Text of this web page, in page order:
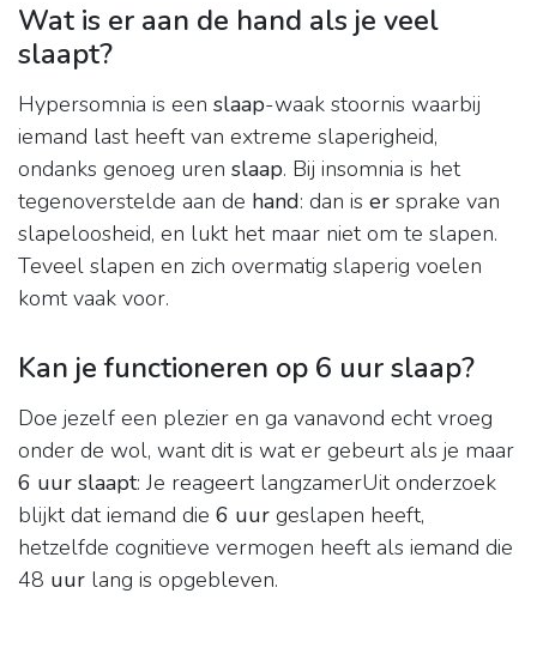
Wat is er aan de hand als je veel
slaapt?
Hypersomnia is een slaap-waak stoornis waarbij
iemand last heeft van extreme slaperigheid,
ondanks genoeg uren slaap. Bij insomnia is het
tegenoverstelde aan de hand: dan is er sprake van
slapeloosheid, en lukt het maar niet om te slapen.
Teveel slapen en zich overmatig slaperig voelen
komt vaak voor.
Kan je functioneren op 6 uur slaap?
Doe jezelf een plezier en ga vanavond echt vroeg
onder de wol, want dit is wat er gebeurt als je maar
6 uur slaapt: Je reageert langzamerUit onderzoek
blijkt dat iemand die 6 uur geslapen heeft,
hetzelfde cognitieve vermogen heeft als iemand die
48 uur lang is opgebleven.